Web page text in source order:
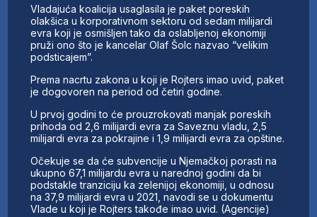
Vladajuća koalicija usaglasila je paket poreskih
olakšica u korporativnom sektoru od sedam milijardi
evra koji je osmišljen tako da oslabljenoj ekonomiji
pruži ono što je kancelar Olaf Šolc nazvao “velikim
podsticajem”.
Prema nacrtu zakona u koji je Rojters imao uvid, paket
je dogovoren na period od četiri godine.
U prvoj godini to će prouzrokovati manjak poreskih
prihoda od 2,6 milijardi evra za Saveznu vladu, 2,5
milijardi evra za pokrajine i 1,9 milijardi evra za opštine.
Očekuje se da će subvencije u Njemačkoj porasti na
ukupno 67,1 milijardu evra u narednoj godini da bi
podstakle tranziciju ka zelenijoj ekonomiji, u odnosu
na 37,9 milijardi evra u 2021, navodi se u dokumentu
Vlade u koji je Rojters takođe imao uvid. (Agencije)